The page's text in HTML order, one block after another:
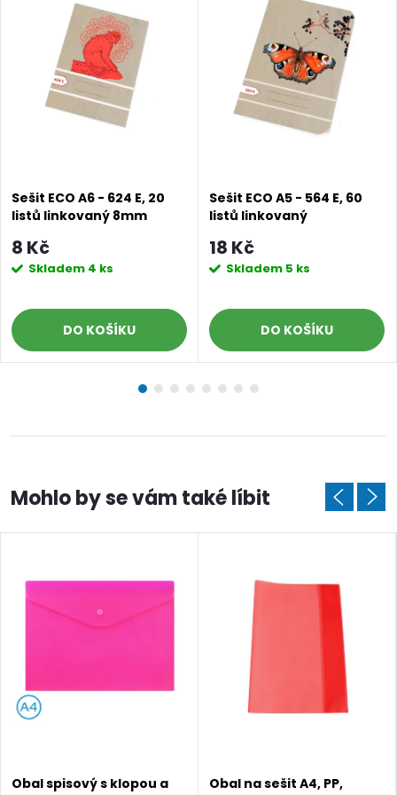
Sešit ECO A6 - 624 E, 20
listů linkovaný 8mm
8 Kč
Skladem 4 ks
DO KOŠÍKU
Sešit ECO A5 - 564 E, 60
listů linkovaný
18 Kč
Skladem 5 ks
DO KOŠÍKU
Obal spisový s klopou a
Obal na sešit A4, PP,